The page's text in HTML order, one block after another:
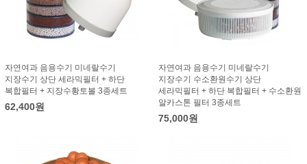
자연여과 음용수기 미네랄수기
지장수기 상단 세라믹필터 + 하단
복합필터 + 지장수황토볼 3종세트
62,400원
자연여과 음용수기 미네랄수기
지장수기 수소환원수기 상단
세라믹필터 + 하단 복합필터 + 수소환원
알카스톤 필터 3종세트
75,000원